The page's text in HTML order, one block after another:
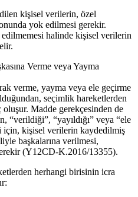
kişisel verilerin, özel
yok edilmesi gerekir.
halinde kişisel verilerin
Verme veya Yayma
verme, yayma veya ele geçirme
seçimlik hareketlerden
Madde gerekçesinden de
“verildiği”, “yayıldığı” veya “ele
kişisel verilerin kaydedilmiş
başkalarına verilmesi,
(Y12CD-K.2016/13355).
herhangi birisinin icra